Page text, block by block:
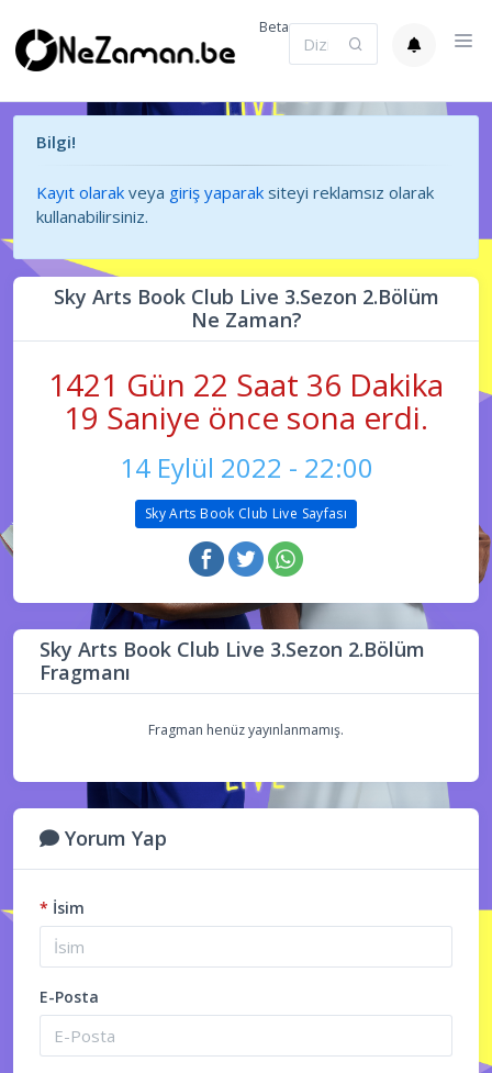
Beta
Bilgi!
Kayıt olarak veya giriş yaparak siteyi reklamsız olarak
kullanabilirsiniz.
Sky Arts Book Club Live 3.Sezon 2.Bölüm
Ne Zaman?
1421 Gün 22 Saat 36 Dakika
19 Saniye önce sona erdi.
14 Eylül 2022 - 22:00
Sky Arts Book Club Live Sayfası
Sky Arts Book Club Live 3.Sezon 2.Bölüm
Fragmanı
Fragman henüz yayınlanmamış.
Yorum Yap
* İsim
E-Posta